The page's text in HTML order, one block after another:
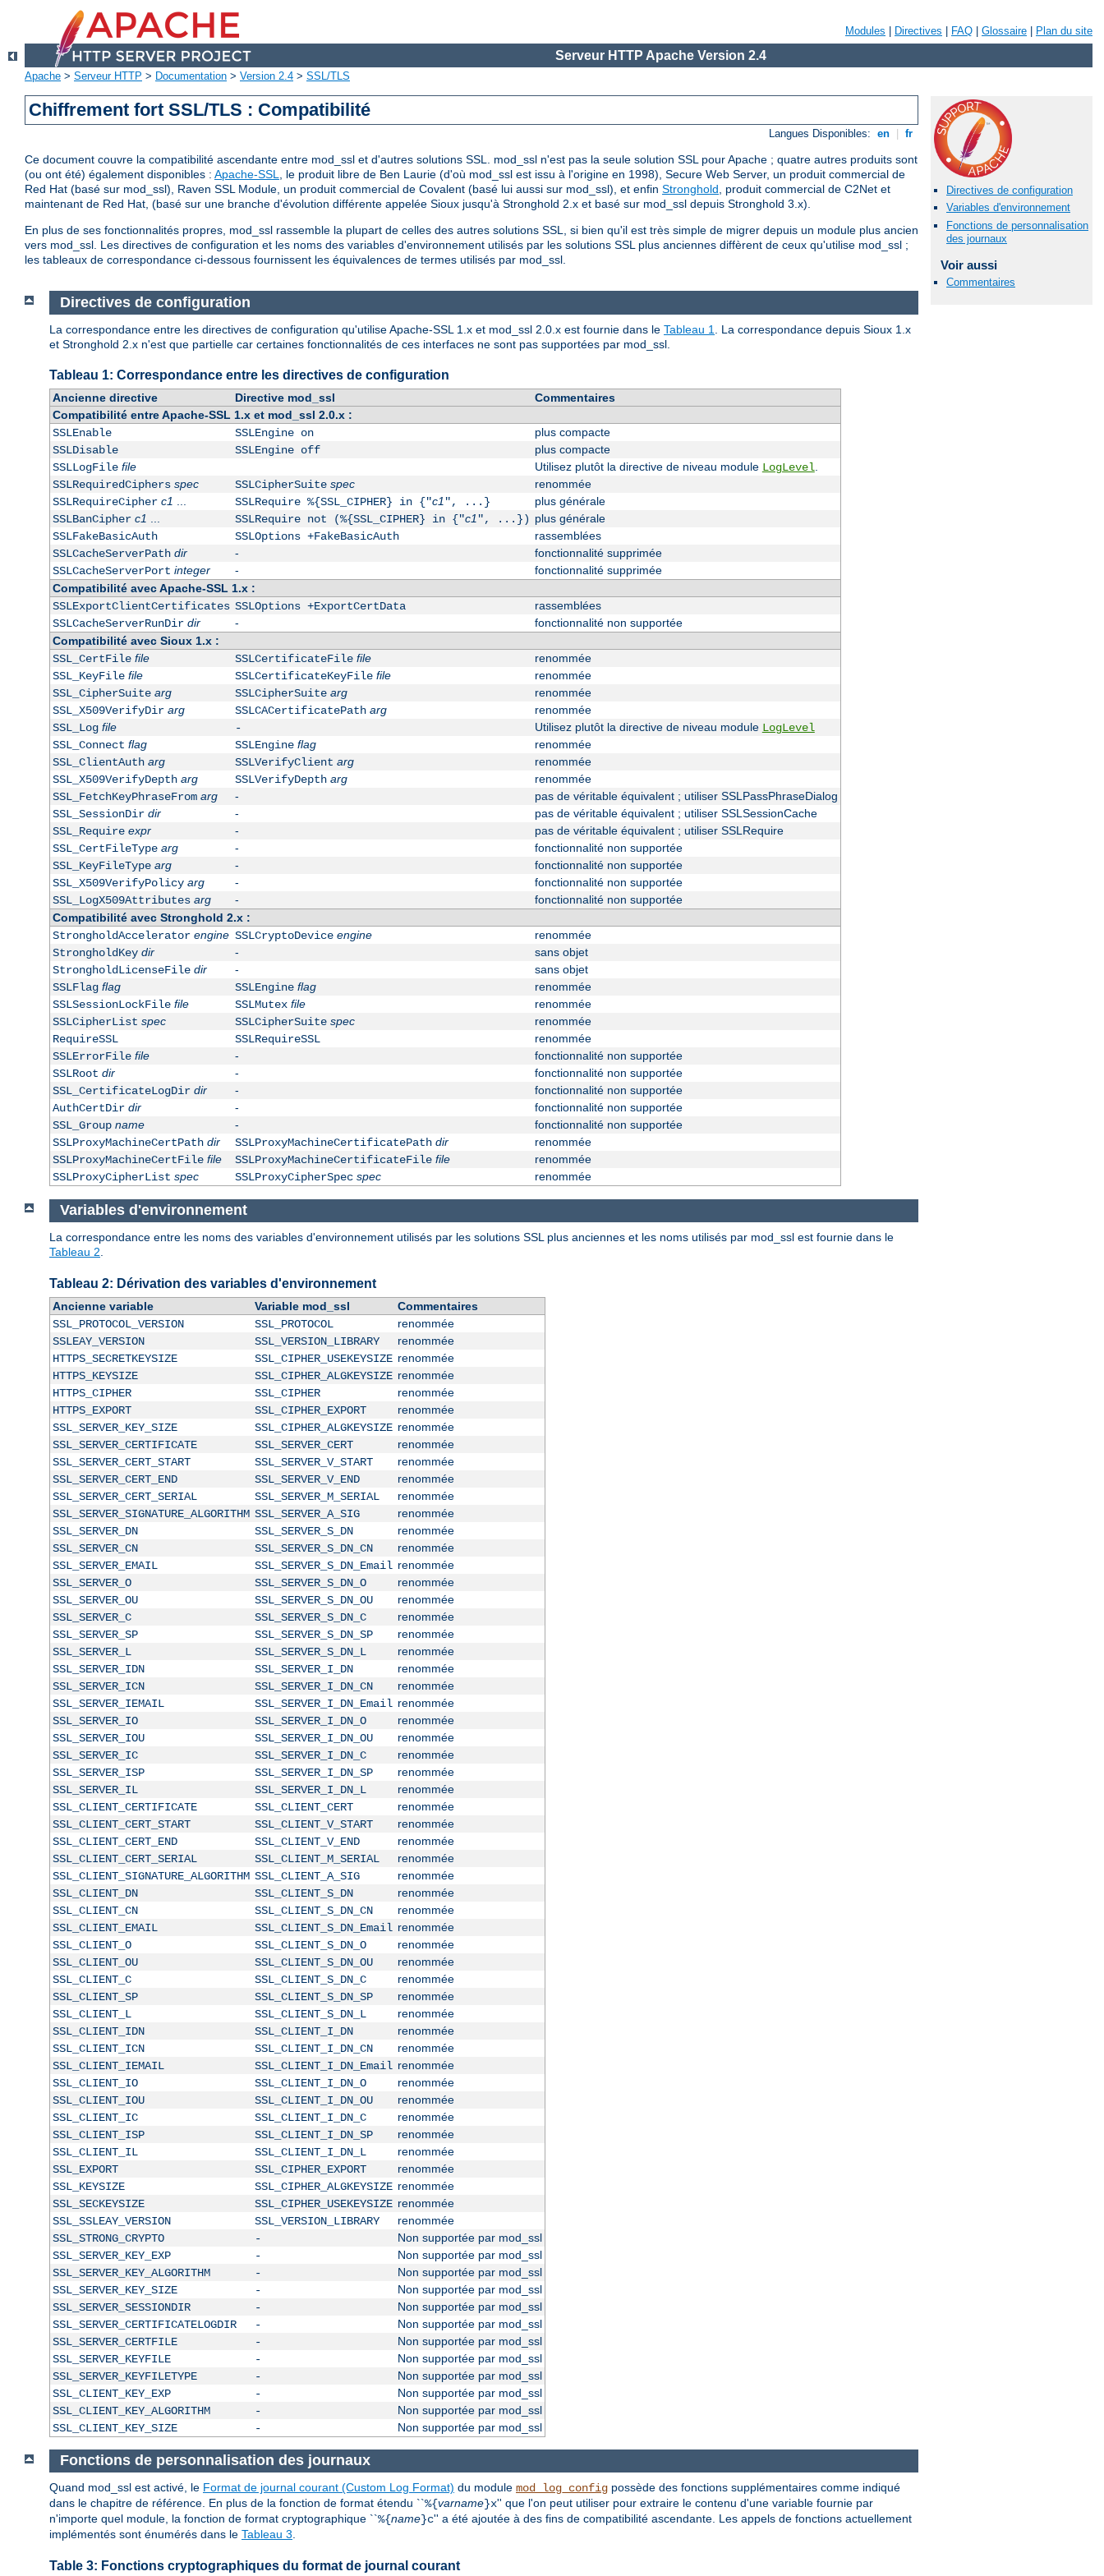
Modules Directives FAQ Glossaire Plan du site
Serveur HTTP Apache Version 2.4
Apache > Serveur HTTP > Documentation > Version 2.4 > SSL/TLS
Chiffrement fort SSL/TLS : Compatibilité
Langues Disponibles: en fr
Ce document couvre la compatibilité ascendante entre mod_ssl et d'autres solutions SSL. mod_ssl n'est pas la seule solution SSL pour Apache ; quatre autres produits sont
(ou ont été) également disponibles : Apache-SSL, le produit libre de Ben Laurie (d'où mod_ssl est issu à l'origine en 1998), Secure Web Server, un produit commercial de
Red Hat (basé sur mod_ssl), Raven SSL Module, un produit commercial de Covalent (basé lui aussi sur mod_ssl), et enfin Stronghold, produit commercial de C2Net et
maintenant de Red Hat, (basé sur une branche d'évolution différente appelée Sioux jusqu'à Stronghold 2.x et basé sur mod_ssl depuis Stronghold 3.x).
En plus de ses fonctionnalités propres, mod_ssl rassemble la plupart de celles des autres solutions SSL, si bien qu'il est très simple de migrer depuis un module plus ancien
vers mod_ssl. Les directives de configuration et les noms des variables d'environnement utilisés par les solutions SSL plus anciennes diffèrent de ceux qu'utilise mod_ssl ;
les tableaux de correspondance ci-dessous fournissent les équivalences de termes utilisés par mod_ssl.
Directives de configuration
Variables d'environnement
Fonctions de personnalisation
des journaux
Voir aussi
Commentaires
Directives de configuration
La correspondance entre les directives de configuration qu'utilise Apache-SSL 1.x et mod_ssl 2.0.x est fournie dans le Tableau 1
. La correspondance depuis Sioux 1.x
et Stronghold 2.x n'est que partielle car certaines fonctionnalités de ces interfaces ne sont pas supportées par mod_ssl.
Tableau 1: Correspondance entre les directives de configuration
Ancienne directive Directive mod_ssl
Commentaires
Compatibilité entre Apache-SSL 1.x et mod_ssl 2.0.x :
SSLEnable
SSLEngine on
plus compacte
SSLDisable
SSLEngine off
plus compacte
SSLLogFile file Utilisez plutôt la directive de niveau module LogLevel.
SSLRequiredCiphers spec SSLCipherSuite spec
renommée
SSLRequireCipher c1 ... SSLRequire %{SSL_CIPHER} in {"c1", ...}
plus générale
SSLBanCipher c1 ... SSLRequire not (%{SSL_CIPHER} in {"c1", ...}) plus générale
SSLFakeBasicAuth
SSLOptions +FakeBasicAuth
rassemblées
SSLCacheServerPath dir -
fonctionnalité supprimée
SSLCacheServerPort integer -
fonctionnalité supprimée
Compatibilité avec Apache-SSL 1.x :
SSLExportClientCertificates SSLOptions +ExportCertData
rassemblées
SSLCacheServerRunDir dir -
fonctionnalité non supportée
Compatibilité avec Sioux 1.x :
SSL_CertFile file SSLCertificateFile file
renommée
SSL_KeyFile file SSLCertificateKeyFile file
renommée
SSL_CipherSuite arg SSLCipherSuite arg
renommée
SSL_X509VerifyDir arg SSLCACertificatePath arg
renommée
SSL_Log file - Utilisez plutôt la directive de niveau module LogLevel
SSL_Connect flag SSLEngine flag
renommée
SSL_ClientAuth arg SSLVerifyClient arg
renommée
SSL_X509VerifyDepth arg SSLVerifyDepth arg
renommée
SSL_FetchKeyPhraseFrom arg -
pas de véritable équivalent ; utiliser SSLPassPhraseDialog
SSL_SessionDir dir -
pas de véritable équivalent ; utiliser SSLSessionCache
SSL_Require expr -
pas de véritable équivalent ; utiliser SSLRequire
SSL_CertFileType arg -
fonctionnalité non supportée
SSL_KeyFileType arg -
fonctionnalité non supportée
SSL_X509VerifyPolicy arg -
fonctionnalité non supportée
SSL_LogX509Attributes arg -
fonctionnalité non supportée
Compatibilité avec Stronghold 2.x :
StrongholdAccelerator engine SSLCryptoDevice engine
renommée
StrongholdKey dir -
sans objet
StrongholdLicenseFile dir -
sans objet
SSLFlag flag SSLEngine flag
renommée
SSLSessionLockFile file SSLMutex file
renommée
SSLCipherList spec SSLCipherSuite spec
renommée
RequireSSL
SSLRequireSSL
renommée
SSLErrorFile file -
fonctionnalité non supportée
SSLRoot dir -
fonctionnalité non supportée
SSL_CertificateLogDir dir -
fonctionnalité non supportée
AuthCertDir dir -
fonctionnalité non supportée
SSL_Group name -
fonctionnalité non supportée
SSLProxyMachineCertPath dir SSLProxyMachineCertificatePath dir
renommée
SSLProxyMachineCertFile file SSLProxyMachineCertificateFile file
renommée
SSLProxyCipherList spec SSLProxyCipherSpec spec renommée
Variables d'environnement
La correspondance entre les noms des variables d'environnement utilisés par les solutions SSL plus anciennes et les noms utilisés par mod_ssl est fournie dans le
Tableau 2
Tableau 2: Dérivation des variables d'environnement
Ancienne variable Variable mod_ssl
Commentaires
SSL_PROTOCOL_VERSION
SSL_PROTOCOL
renommée
SSLEAY_VERSION
SSL_VERSION_LIBRARY
renommée
HTTPS_SECRETKEYSIZE
SSL_CIPHER_USEKEYSIZE renommée
HTTPS_KEYSIZE
SSL_CIPHER_ALGKEYSIZE renommée
HTTPS_CIPHER
SSL_CIPHER
renommée
HTTPS_EXPORT
SSL_CIPHER_EXPORT
renommée
SSL_SERVER_KEY_SIZE
SSL_CIPHER_ALGKEYSIZE renommée
SSL_SERVER_CERTIFICATE
SSL_SERVER_CERT
renommée
SSL_SERVER_CERT_START
SSL_SERVER_V_START
renommée
SSL_SERVER_CERT_END
SSL_SERVER_V_END
renommée
SSL_SERVER_CERT_SERIAL
SSL_SERVER_M_SERIAL
renommée
SSL_SERVER_SIGNATURE_ALGORITHM SSL_SERVER_A_SIG
renommée
SSL_SERVER_DN
SSL_SERVER_S_DN
renommée
SSL_SERVER_CN
SSL_SERVER_S_DN_CN
renommée
SSL_SERVER_EMAIL
SSL_SERVER_S_DN_Email renommée
SSL_SERVER_O
SSL_SERVER_S_DN_O
renommée
SSL_SERVER_OU
SSL_SERVER_S_DN_OU
renommée
SSL_SERVER_C
SSL_SERVER_S_DN_C
renommée
SSL_SERVER_SP
SSL_SERVER_S_DN_SP
renommée
SSL_SERVER_L
SSL_SERVER_S_DN_L
renommée
SSL_SERVER_IDN
SSL_SERVER_I_DN
renommée
SSL_SERVER_ICN
SSL_SERVER_I_DN_CN
renommée
SSL_SERVER_IEMAIL
SSL_SERVER_I_DN_Email renommée
SSL_SERVER_IO
SSL_SERVER_I_DN_O
renommée
SSL_SERVER_IOU
SSL_SERVER_I_DN_OU
renommée
SSL_SERVER_IC
SSL_SERVER_I_DN_C
renommée
SSL_SERVER_ISP
SSL_SERVER_I_DN_SP
renommée
SSL_SERVER_IL
SSL_SERVER_I_DN_L
renommée
SSL_CLIENT_CERTIFICATE
SSL_CLIENT_CERT
renommée
SSL_CLIENT_CERT_START
SSL_CLIENT_V_START
renommée
SSL_CLIENT_CERT_END
SSL_CLIENT_V_END
renommée
SSL_CLIENT_CERT_SERIAL
SSL_CLIENT_M_SERIAL
renommée
SSL_CLIENT_SIGNATURE_ALGORITHM SSL_CLIENT_A_SIG
renommée
SSL_CLIENT_DN
SSL_CLIENT_S_DN
renommée
SSL_CLIENT_CN
SSL_CLIENT_S_DN_CN
renommée
SSL_CLIENT_EMAIL
SSL_CLIENT_S_DN_Email renommée
SSL_CLIENT_O
SSL_CLIENT_S_DN_O
renommée
SSL_CLIENT_OU
SSL_CLIENT_S_DN_OU
renommée
SSL_CLIENT_C
SSL_CLIENT_S_DN_C
renommée
SSL_CLIENT_SP
SSL_CLIENT_S_DN_SP
renommée
SSL_CLIENT_L
SSL_CLIENT_S_DN_L
renommée
SSL_CLIENT_IDN
SSL_CLIENT_I_DN
renommée
SSL_CLIENT_ICN
SSL_CLIENT_I_DN_CN
renommée
SSL_CLIENT_IEMAIL
SSL_CLIENT_I_DN_Email renommée
SSL_CLIENT_IO
SSL_CLIENT_I_DN_O
renommée
SSL_CLIENT_IOU
SSL_CLIENT_I_DN_OU
renommée
SSL_CLIENT_IC
SSL_CLIENT_I_DN_C
renommée
SSL_CLIENT_ISP
SSL_CLIENT_I_DN_SP
renommée
SSL_CLIENT_IL
SSL_CLIENT_I_DN_L
renommée
SSL_EXPORT
SSL_CIPHER_EXPORT
renommée
SSL_KEYSIZE
SSL_CIPHER_ALGKEYSIZE renommée
SSL_SECKEYSIZE
SSL_CIPHER_USEKEYSIZE renommée
SSL_SSLEAY_VERSION
SSL_VERSION_LIBRARY
renommée
SSL_STRONG_CRYPTO
-
Non supportée par mod_ssl
SSL_SERVER_KEY_EXP
-
Non supportée par mod_ssl
SSL_SERVER_KEY_ALGORITHM
-
Non supportée par mod_ssl
SSL_SERVER_KEY_SIZE
-
Non supportée par mod_ssl
SSL_SERVER_SESSIONDIR
-
Non supportée par mod_ssl
SSL_SERVER_CERTIFICATELOGDIR
-
Non supportée par mod_ssl
SSL_SERVER_CERTFILE
-
Non supportée par mod_ssl
SSL_SERVER_KEYFILE
-
Non supportée par mod_ssl
SSL_SERVER_KEYFILETYPE
-
Non supportée par mod_ssl
SSL_CLIENT_KEY_EXP
-
Non supportée par mod_ssl
SSL_CLIENT_KEY_ALGORITHM
-
Non supportée par mod_ssl
SSL_CLIENT_KEY_SIZE
- Non supportée par mod_ssl
Fonctions de personnalisation des journaux
Quand mod_ssl est activé, le Format de journal courant (Custom Log Format) du module mod_log_config possède des fonctions supplémentaires comme indiqué
dans le chapitre de référence. En plus de la fonction de format étendu ``%{varname}x'' que l'on peut utiliser pour extraire le contenu d'une variable fournie par
n'importe quel module, la fonction de format cryptographique ``%{name}c'' a été ajoutée à des fins de compatibilité ascendante. Les appels de fonctions actuellement
implémentés sont énumérés dans le Tableau 3
Table 3: Fonctions cryptographiques du format de journal courant